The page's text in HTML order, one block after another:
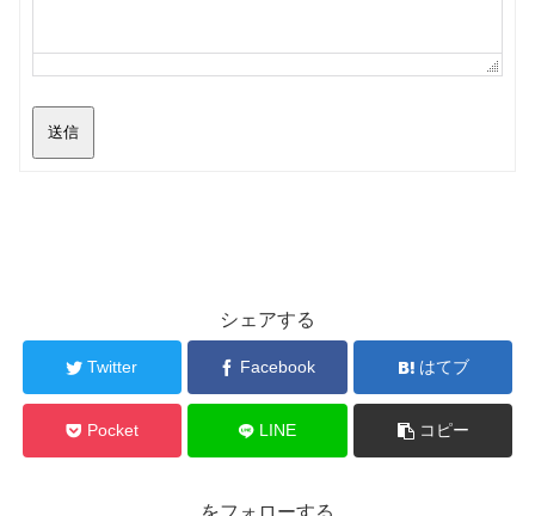
送信
シェアする
Twitter Facebook はてブ
Pocket LINE コピー